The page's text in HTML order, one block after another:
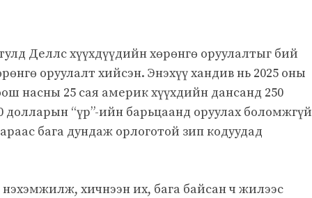
Деллс хүүхдүүдийн хөрөнгө оруулалтыг бий
оруулалт хийсэн. Энэхүү хандив нь 2025 оны
насны 25 сая америк хүүхдийн дансанд 250
долларын “үр”-ийн барьцаанд оруулах боломжгүй
бага дундаж орлоготой зип кодуудад
нэхэмжилж, хичнээн их, бага байсан ч жилээс